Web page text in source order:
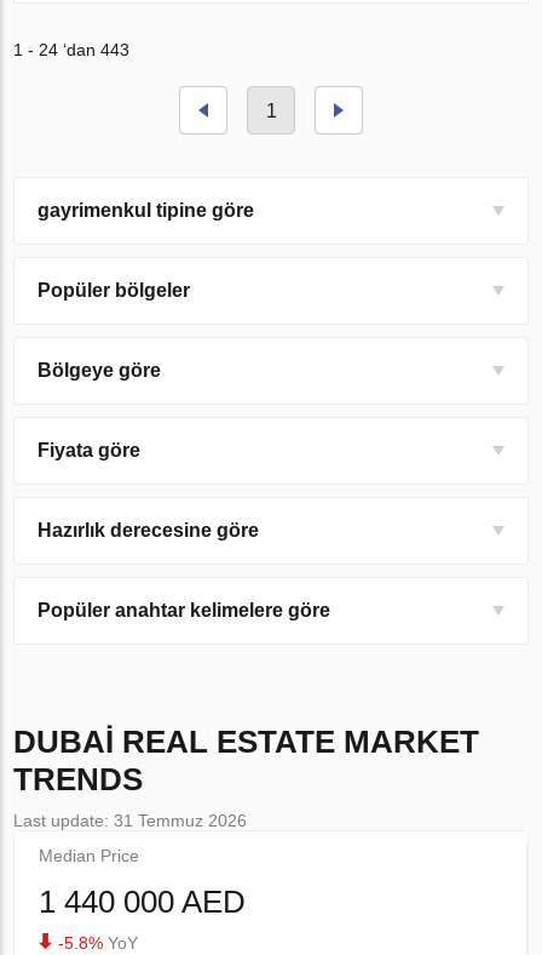
1 - 24 ‘dan 443
1
gayrimenkul tipine göre
Popüler bölgeler
Bölgeye göre
Fiyata göre
Hazırlık derecesine göre
Popüler anahtar kelimelere göre
DUBAI REAL ESTATE MARKET
TRENDS
Last update: 31 Temmuz 2026
Median Price
1 440 000 AED
-5.8% YoY